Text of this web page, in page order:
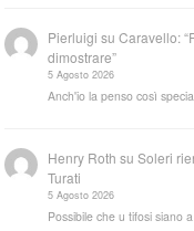
Pierluigi suCaravello:
dimostrare”
5 Agosto 2026
Anch'io la penso così
Henry Roth suSoleri
Turati
5 Agosto 2026
Possibile che u tifosi siano